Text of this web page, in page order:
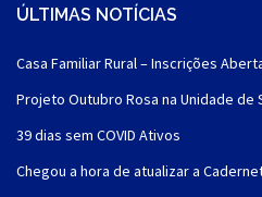
ÚLTIMAS NOTÍCIAS
Casa Familiar Rural – Inscrições
Projeto Outubro Rosa na Unidade de
39 dias sem COVID Ativos
Chegou a hora de atualizar a